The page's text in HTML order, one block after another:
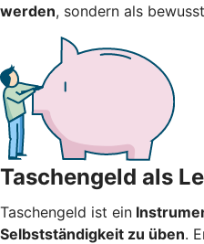
werden, sondern als
Taschengeld als
Taschengeld ist ein
Selbstständigkeit zu üben.